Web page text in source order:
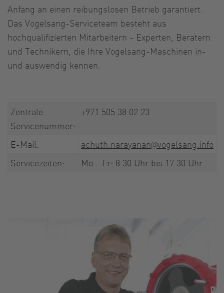
Anfang an einen reibungslosen Betrieb garantiert.
Das Vogelsang-Serviceteam besteht aus
hochqualifizierten Mitarbeitern - Experten, Beratern
und Technikern, die Ihre Vogelsang-Maschinen in-
und auswendig kennen.
Zentrale
Servicenummer:
+971 505 38 02 23
E-Mail:
achuth.narayanan@vogelsang.info
Servicezeiten:
Mo - Fr: 8.30 Uhr bis 17.30 Uhr